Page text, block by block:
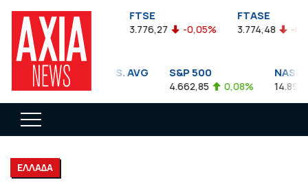
FTSEA
899,47 -0,04%
FTSE
3.776,27 -0,05%
FTASE
3.774,48 -0,10%
DOW JONES INDUS. AVG
35.911,81 -0,56%
S&P 500
4.662,85 0,08% 14.893,75
ΕΛΛΑΔΑ